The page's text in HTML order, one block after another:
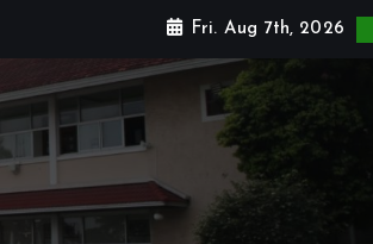
Fri. Aug 7th, 2026